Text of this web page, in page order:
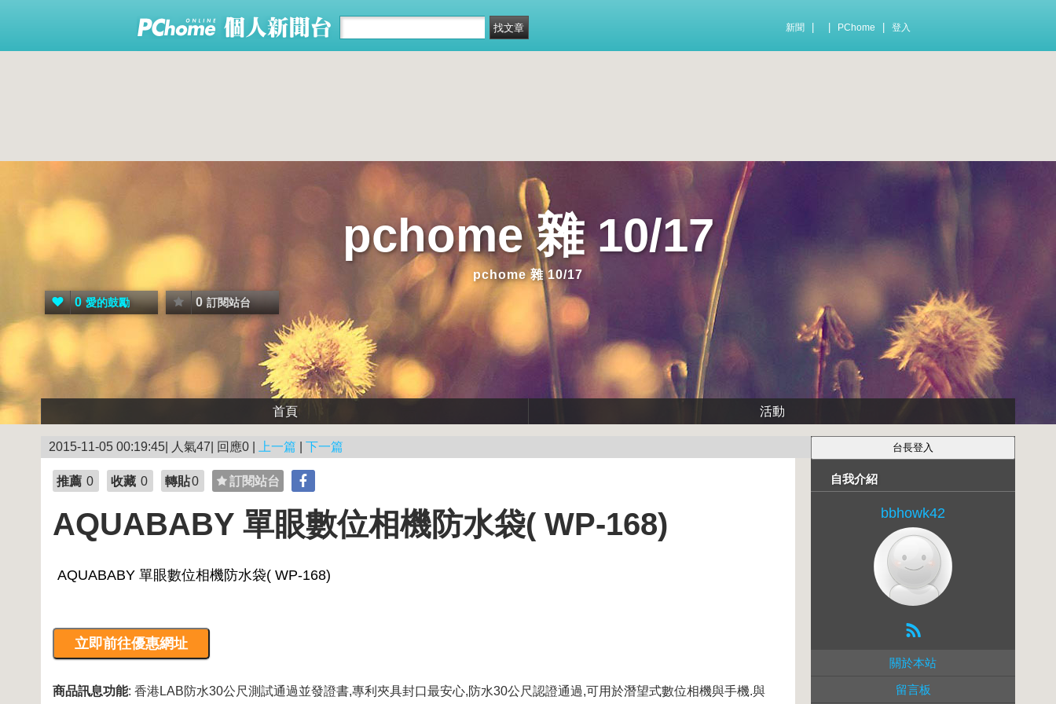
新聞 PChome 登入
pchome 雜 10/17
pchome 雜 10/17
0 愛的鼓勵 0 訂閱站台
首頁 活動
2015-11-05 00:19:45| 人氣47| 回應0 | 上一篇 下一篇
推薦 0 收藏 0 轉貼0 訂閱站台
AQUABABY 單眼數位相機防水袋( WP-168)
商品訊息功能: 香港LAB防水30公尺測試通過並發證書,專利夾具封口最安心,防水30公尺認證通過,可用於潛望式數位相機與手機.與
自我介紹
bbhowk42
關於本站
留言板